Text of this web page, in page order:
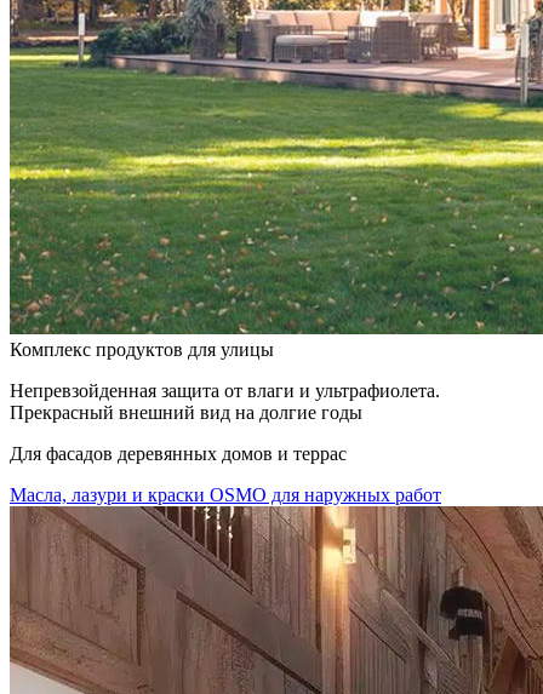
Комплекс продуктов для улицы
Непревзойденная защита от влаги и ультрафиолета.
Прекрасный внешний вид на долгие годы
Для фасадов деревянных домов и террас
Масла, лазури и краски OSMO для наружных работ